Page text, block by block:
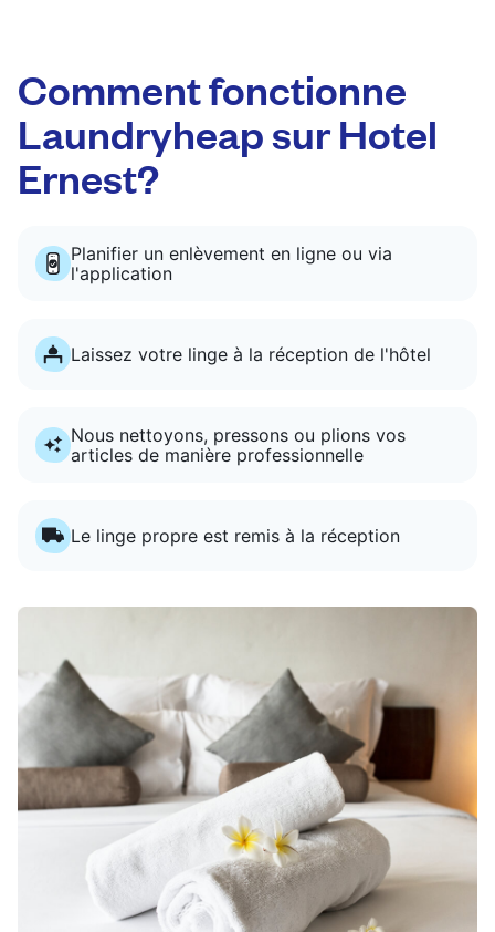
Comment fonctionne
Laundryheap sur Hotel
Ernest?
Planifier un enlèvement en ligne ou via
l'application
Laissez votre linge à la réception de l'hôtel
Nous nettoyons, pressons ou plions vos
articles de manière professionnelle
Le linge propre est remis à la réception